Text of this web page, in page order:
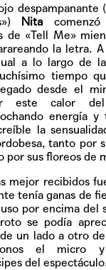
despampanante
Nitacomenzó
de «Tell Me»
la letra.
a lo largo de
tiempo
desde el
este calor
energía
la
tanto por
por sus floreos de
mejor recibidos
tenía ganas de
por encima del
se podía
un lado a otro
el micro
del